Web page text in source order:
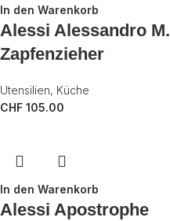
In den Warenkorb
Alessi Alessandro M.
Zapfenzieher
Utensilien, Küche
CHF 105.00
In den Warenkorb
Alessi Apostrophe